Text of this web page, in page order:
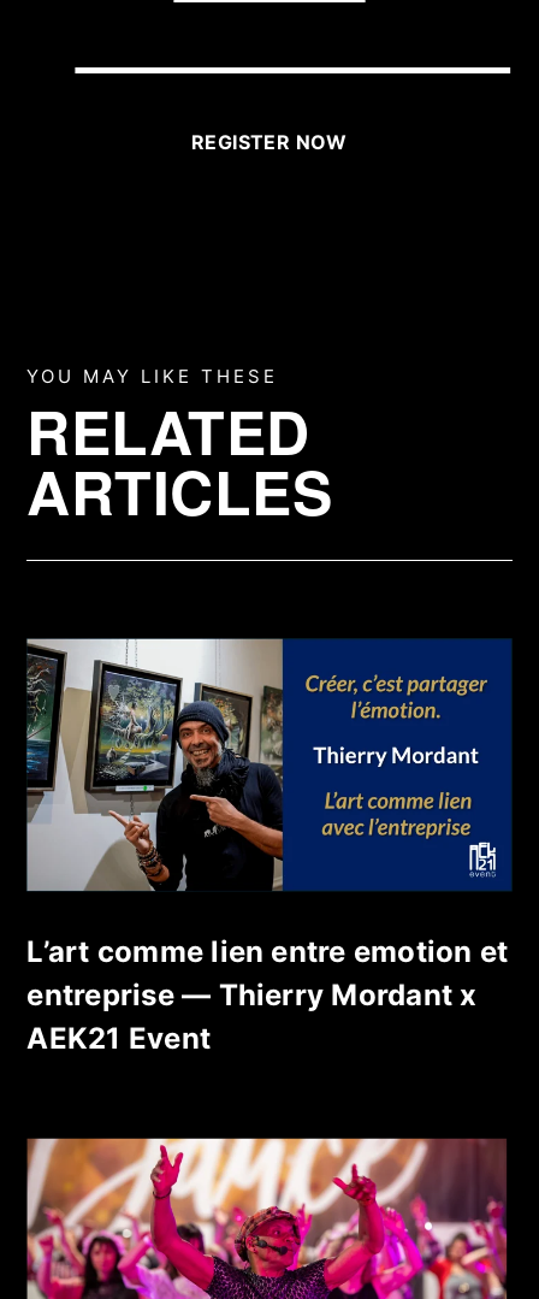
REGISTER NOW
YOU MAY LIKE THESE
RELATED
ARTICLES
L’art comme lien entre emotion et
entreprise — Thierry Mordant x
AEK21 Event